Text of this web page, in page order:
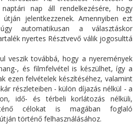
nap áll rendelkezésére, hogy
útján jelentkezzenek. Amennyiben ezt
automatikusan a választáskor
nyertes Résztvevő válik jogosulttá
veszik továbbá, hogy a nyeremények
, és filmfelvétel is készülhet, így a
ezen felvételek készítéséhez, valamint
részleteiben - külön díjazás nélkül - a
idő- és térbeli korlátozás nélküli,
célokat is magában foglaló
történő felhasználásához.